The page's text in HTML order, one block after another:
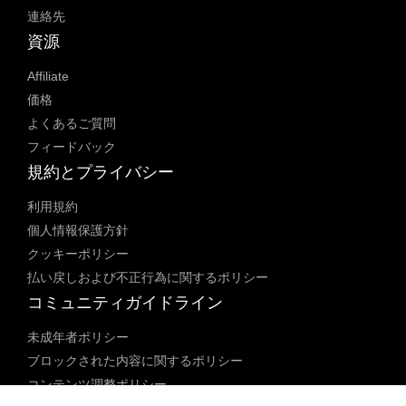
連絡先
資源
Affiliate
価格
よくあるご質問
フィードバック
規約とプライバシー
利用規約
個人情報保護方針
クッキーポリシー
払い戻しおよび不正行為に関するポリシー
コミュニティガイドライン
未成年者ポリシー
ブロックされた内容に関するポリシー
コンテンツ調整ポリシー